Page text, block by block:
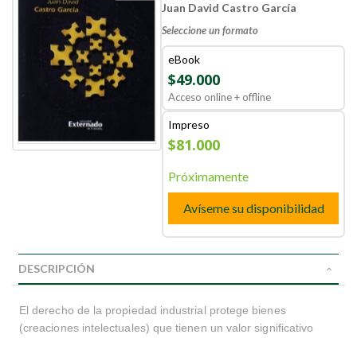
Juan David Castro García
Seleccione un formato
eBook
$49.000
Acceso online + offline
Impreso
$81.000
Próximamente
Avíseme su disponibilidad
DESCRIPCIÓN
El derecho de la propiedad industrial protege bienes
(creaciones intelectuales) que tienen un valor significativo